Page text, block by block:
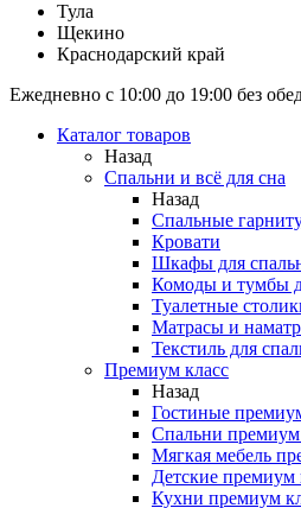
Тула
Щекино
Краснодарский край
Ежедневно с 10:00 до 19:00 без
Каталог товаров
Назад
Спальни и всё для сна
Назад
Спальные
Кровати
Шкафы для
Комоды и тумбы
Туалетные
Матрасы и
Текстиль для
Премиум класс
Назад
Гостиные
Спальни премиум
Мягкая мебель
Детские премиум
Кухни премиум